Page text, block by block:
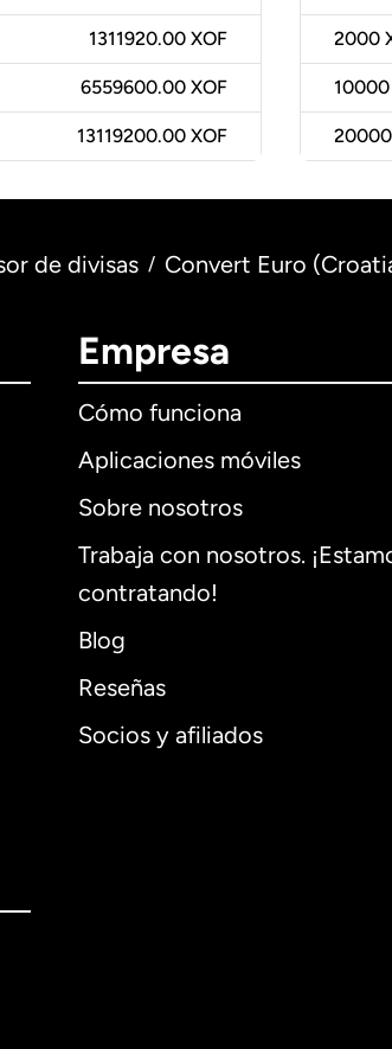
1311920.00 XOF
6559600.00 XOF
13119200.00 XOF
2000
10000
20000
de divisas / Convert Euro
Empresa
Cómo funciona
Aplicaciones móviles
Sobre nosotros
Trabaja con nosotros.
contratando!
Blog
Reseñas
Socios y afiliados